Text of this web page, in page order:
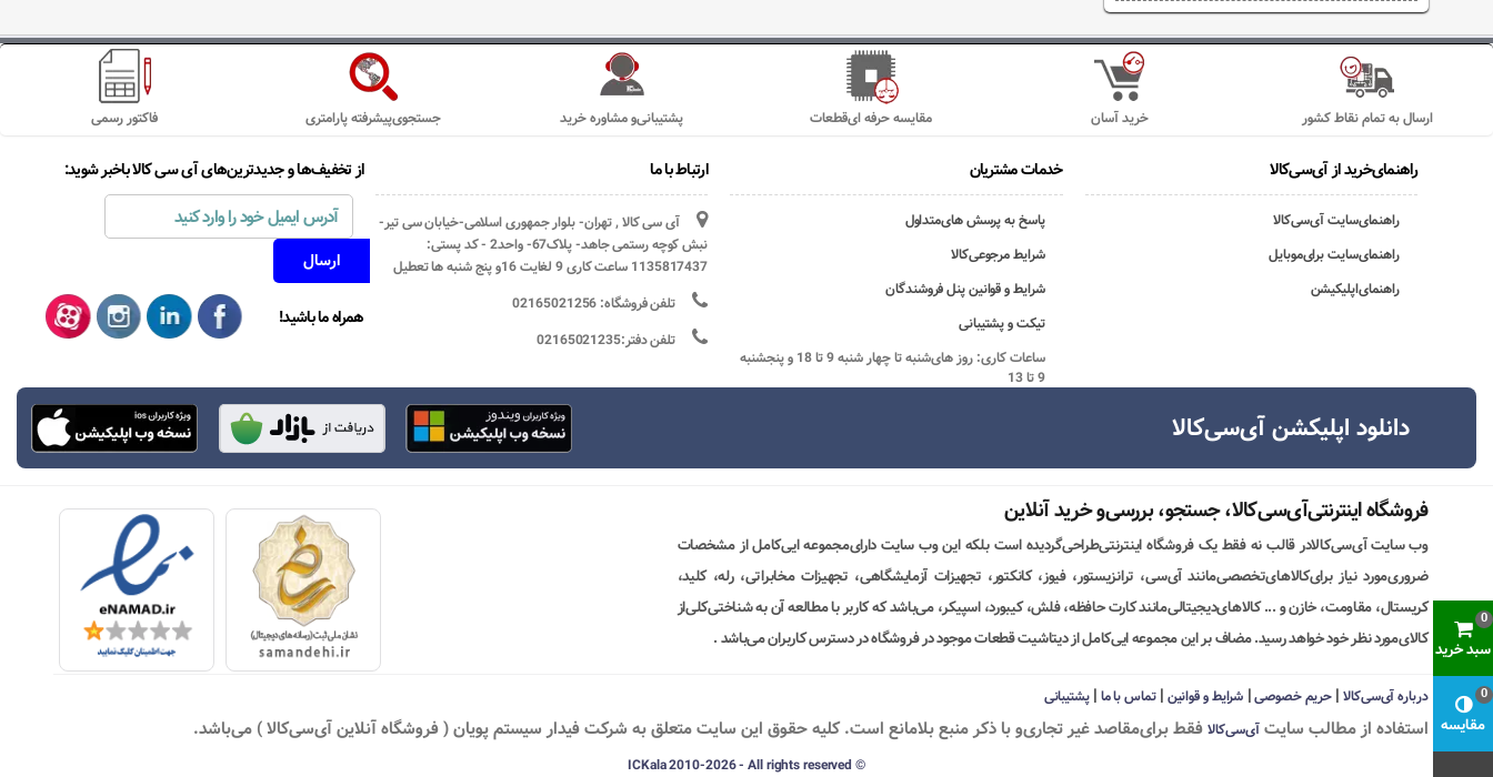
فاکتور رسمی جستجوی‌پیشرفته پارامتری پشتیبانی‌و مشاوره خرید مقایسه حرفه ای‌قطعات خرید آسان ارسال به تمام نقاط کشور
راهنمای‌خرید از آی‌سی‌کالا
راهنمای‌سایت آی‌سی‌کالا
راهنمای‌سایت برای‌موبایل
راهنمای‌اپلیکیشن
خدمات مشتریان
پاسخ به پرسش های‌متداول
شرایط مرجوعی‌کالا
شرایط و قوانین پنل فروشندگان
تیکت و پشتیبانی
ساعات کاری: روز های‌شنبه تا چهار شنبه 9 تا 18 و پنجشنبه
9 تا 13
ارتباط با ما
آی سی کالا , تهران- بلوار جمهوری اسلامی-خیابان سی تیر-
نبش کوچه رستمی جاهد- پلاک67- واحد2 - کد پستی:
1135817437 ساعت کاری 9 لغایت 16و پنج شنبه ها تعطیل
تلفن فروشگاه: 02165021256
تلفن دفتر:02165021235
از تخفیف‌ها و جدیدترین‌های آی سی کالا باخبر شوید:
همراه ما باشید!
دانلود اپلیکشن آی‌سی‌کالا
فروشگاه اینترنتی‌آی‌سی‌کالا، جستجو، بررسی‌و خرید آنلاین
وب سایت آی‌سی‌کالادر قالب نه فقط یک فروشگاه اینترنتی‌طراحی‌گردیده است بلکه این وب سایت دارای‌مجموعه ایی‌کامل از مشخصات
ضروری‌مورد نیاز برای‌کالاهای‌تخصصی‌مانند آی‌سی، ترانزیستور، فیوز، کانکتور، تجهیزات آزمایشگاهی، تجهیزات مخابراتی، رله، کلید،
کریستال، مقاومت، خازن و ... کالاهای‌دیجیتالی‌مانند کارت حافظه، فلش، کیبورد، اسپیکر، می‌باشد که کاربر با مطالعه آن به شناختی‌کلی‌از
کالای‌مورد نظر خود خواهد رسید. مضاف بر این مجموعه ایی‌کامل از دیتاشیت قطعات موجود در فروشگاه در دسترس کاربران می‌باشد .
درباره آی‌سی‌کالا| حریم خصوصی| شرایط و قوانین |تماس با ما |پشتیبانی
استفاده از مطالب سايتآی‌سی‌کالافقط برای‌مقاصد غیر تجاری‌و با ذکر منبع بلامانع است. کليه حقوق اين سايت متعلق به شرکت فیدار سیستم پویان ( فروشگاه آنلاین آی‌سی‌کالا ) می‌باشد.
© ICKala 2010-2026 - All rights reserved
سبد خرید
0
مقایسه
0